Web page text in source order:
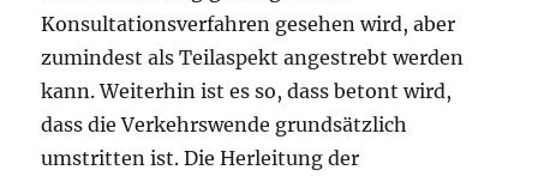
Konsultationsverfahren gesehen wird, aber
zumindest als Teilaspekt angestrebt werden
kann. Weiterhin ist es so, dass betont wird,
dass die Verkehrswende grundsätzlich
umstritten ist. Die Herleitung der